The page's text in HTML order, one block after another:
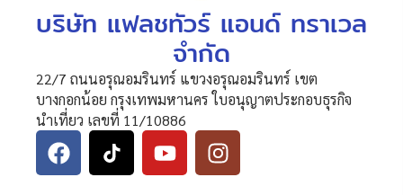
บริษัท แฟลชทัวร์ แอนด์ ทราเวล
จำกัด
22/7 ถนนอรุณอมรินทร์ แขวงอรุณอมรินทร์ เขต
บางกอกน้อย กรุงเทพมหานคร ใบอนุญาตประกอบธุรกิจ
นำเที่ยว เลขที่ 11/10886